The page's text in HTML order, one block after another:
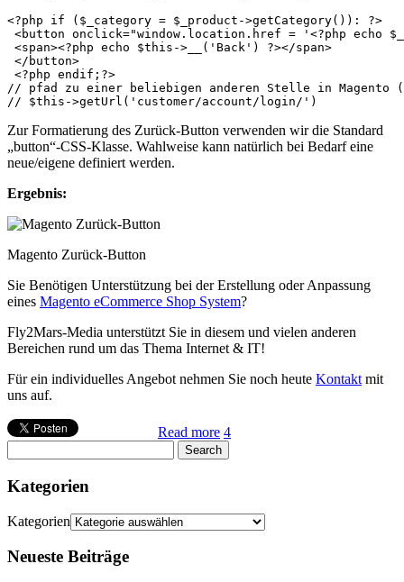
<?php if ($_category = $_product->getCategory()): ?>
<button onclick="window.location.href = '<?php echo
<span><?php echo $this->__('Back') ?></span>
</button>
<?php endif;?>
// pfad zu einer beliebigen anderen Stelle in Magento
Zur Formatierung des Zurück-Button verwenden wir die Standard
„button“-CSS-Klasse. Wahlweise kann natürlich bei Bedarf eine
neue/eigene definiert werden.
Ergebnis:
Magento Zurück-Button
Sie Benötigen Unterstützung bei der Erstellung oder Anpassung
eines Magento eCommerce Shop System?
Fly2Mars-Media unterstützt Sie in diesem und vielen anderen
Bereichen rund um das Thema Internet & IT!
Für ein individuelles Angebot nehmen Sie noch heute Kontakt mit
uns auf.
Read more 4
Kategorien
Kategorien
Neueste Beiträge